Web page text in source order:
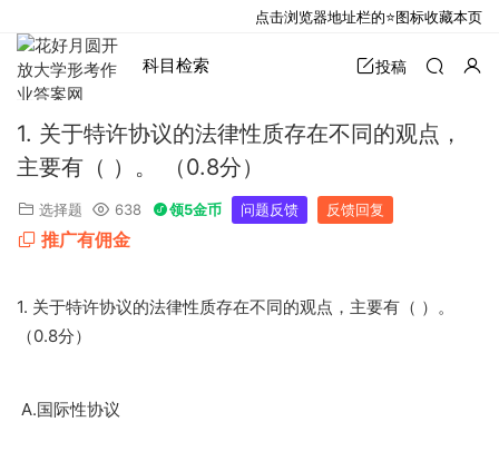
科目检索 投稿
1. 关于特许协议的法律性质存在不同的观点，
主要有（ ）。 （0.8分）
选择题 638 领5金币 问题反馈 反馈回复
推广有佣金
1. 关于特许协议的法律性质存在不同的观点，主要有（ ）。
（0.8分）
A. 国际性协议
点击浏览器地址栏的⭐图标收藏本页